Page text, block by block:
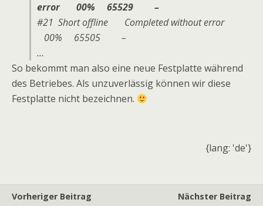
error 00% 65529 –
#21 Short offline Completed without error
00% 65505 –
…
So bekommt man also eine neue Festplatte während
des Betriebes. Als unzuverlässig können wir diese
Festplatte nicht bezeichnen.
{lang: 'de'}
Vorheriger Beitrag
Nächster Beitrag